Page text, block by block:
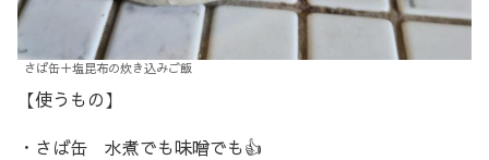
さば缶＋塩昆布の炊き込みご飯
【使うもの】
・さば缶 水煮でも味噌でも👍